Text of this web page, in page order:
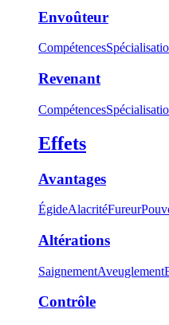
Envoûteur
Compétences
Revenant
Compétences
Effets
Avantages
ÉgideAlacritéFureur
Altérations
SaignementAveuglement
Contrôle